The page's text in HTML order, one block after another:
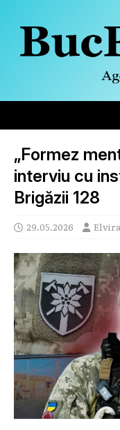
„Formez
interviu cu
Brigăzii 128
29.05.2026